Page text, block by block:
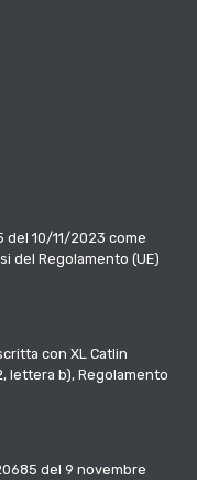
10/11/2023 come
del Regolamento (UE)
con XL Catlin
lettera b), Regolamento
del 9 novembre